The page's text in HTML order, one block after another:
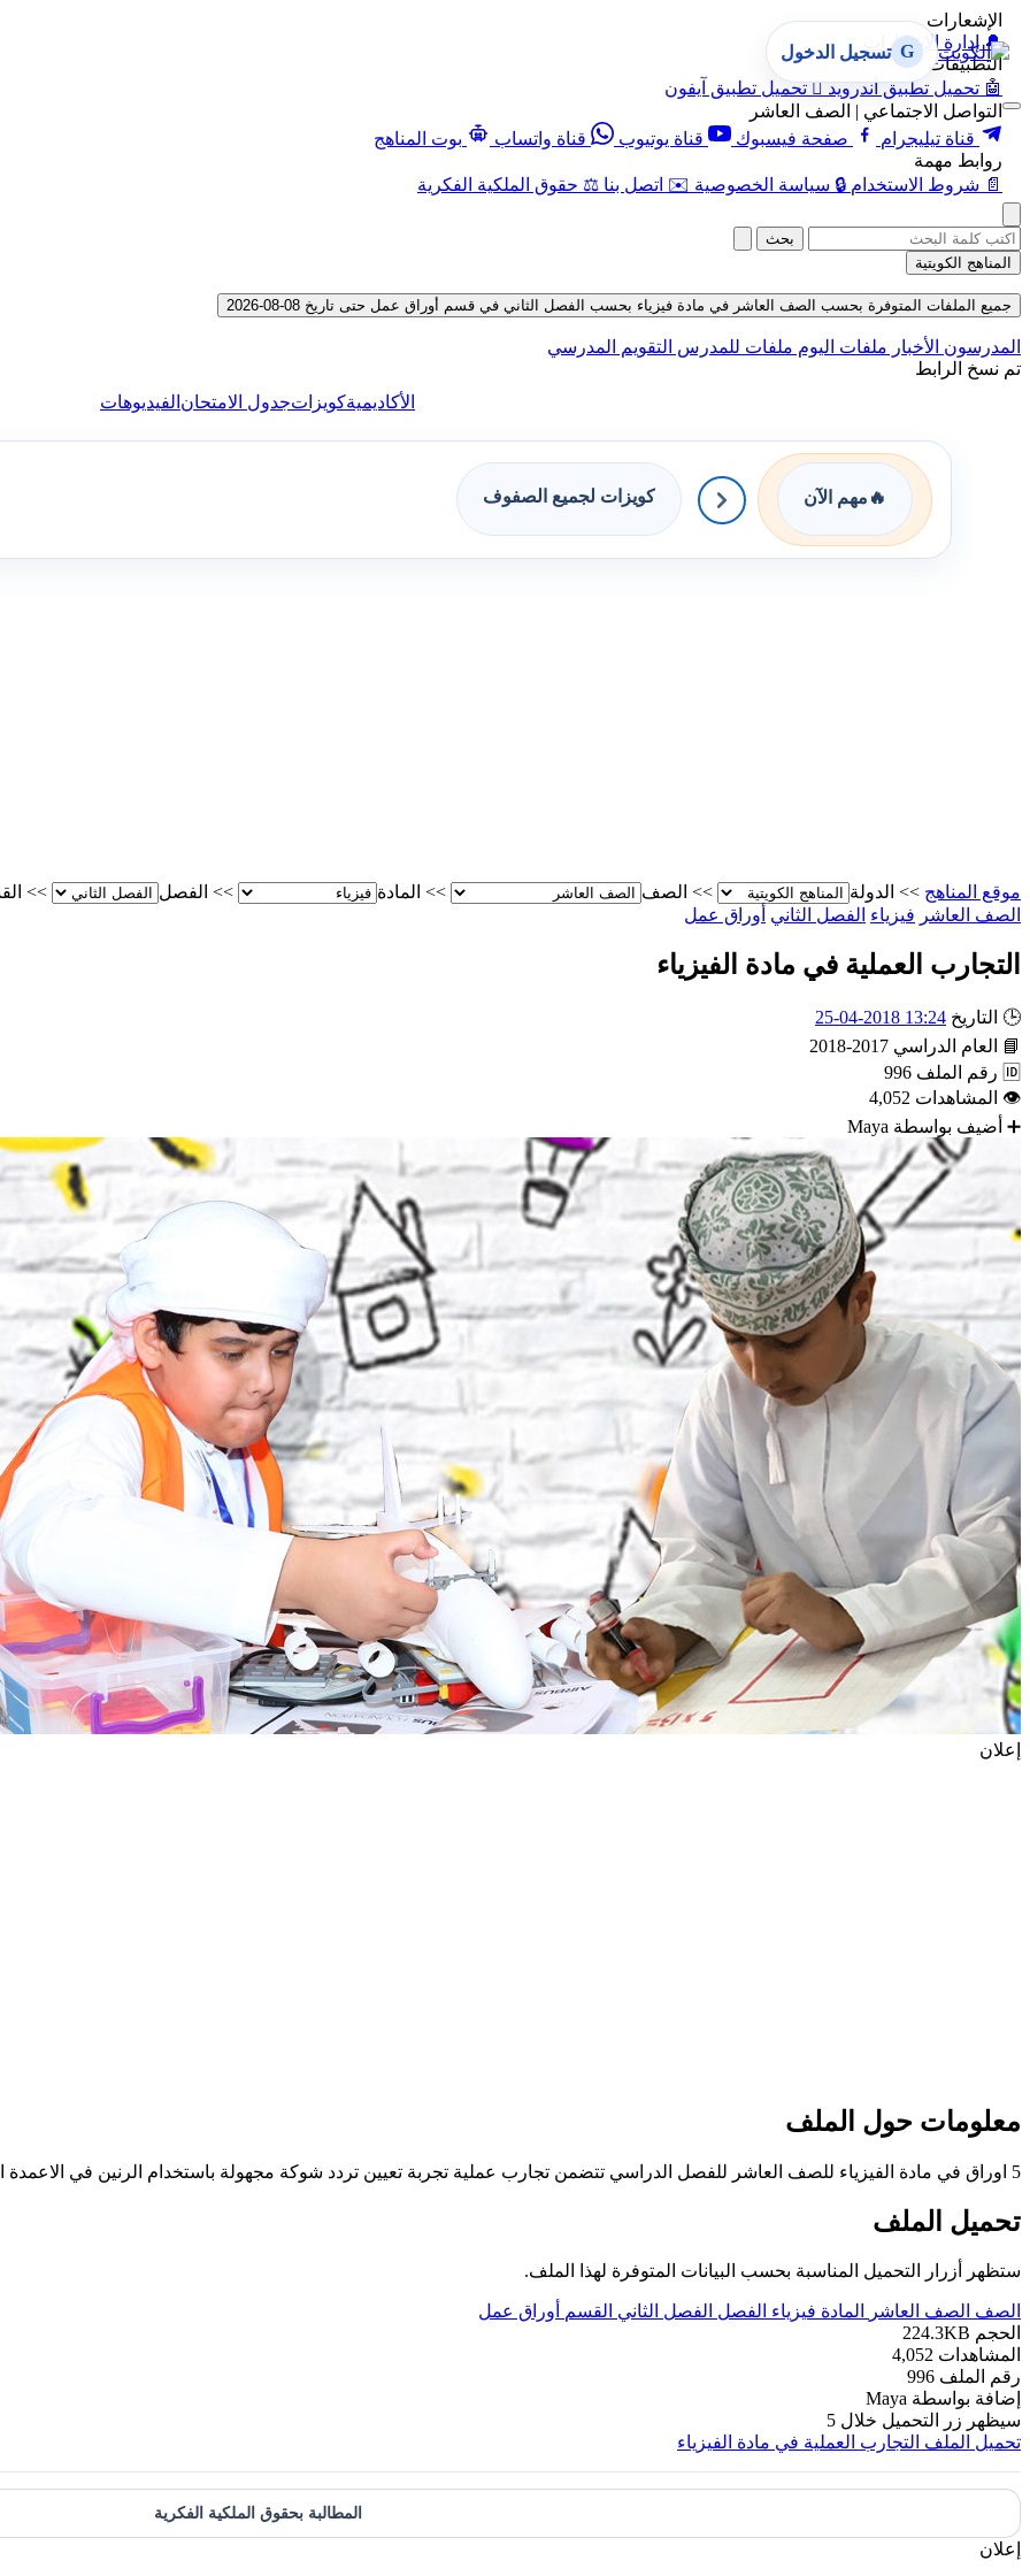
الإشعارات
🔔 إدارة الإشعارات
التطبيقات
🤖 تحميل تطبيق أندرويد  تحميل تطبيق آيفون
التواصل الاجتماعي | الصف العاشر
قناة تيليجرام
صفحة فيسبوك قناة يوتيوب قناة واتساب
بوت المناهج
روابط مهمة
📄 شروط الاستخدام 🔒 سياسة الخصوصية ✉️ اتصل بنا ⚖️ حقوق الملكية الفكرية
G تسجيل الدخول
بحث
المناهج الكويتية
جميع الملفات المتوفرة بحسب الصف العاشر في مادة فيزياء بحسب الفصل الثاني في قسم أوراق عمل حتى تاريخ 08-08-2026
المدرسون الأخبار ملفات اليوم ملفات للمدرس التقويم المدرسي
تم نسخ الرابط
الأكاديميةكويزاتجدول الامتحان الفيديوهات
🔥 مهم الآن كويزات لجميع الصفوف
موقع المناهج >> الدولة >> الصف >> المادة >> الفصل >>
الصف العاشر فيزياء الفصل الثاني أوراق عمل
التجارب العملية في مادة الفيزياء
🕒 التاريخ 13:24 2018-04-25
📘
العام الدراسي 2017-2018
🆔 رقم الملف 996
👁 المشاهدات 4,052
➕ أضيف بواسطة Maya
إعلان
معلومات حول الملف
5 اوراق في مادة الفيزياء للصف العاشر للفصل الدراسي تتضمن تجارب عملية تجربة تعيين تردد شوكة مجهولة باستخدام الرنين في الاعمدة الهوائية المغلقة وتجربة تعيين قيمة المقاومة النوعية لسلك وغيرها
تحميل الملف
ستظهر أزرار التحميل المناسبة بحسب البيانات المتوفرة لهذا الملف.
الصف الصف العاشر المادة فيزياء الفصل الفصل الثاني القسم أوراق عمل
الحجم 224.3KB
المشاهدات 4,052
رقم الملف 996
إضافة بواسطة Maya
سيظهر زر التحميل خلال 5
تحميل الملف التجارب العملية في مادة الفيزياء
المطالبة بحقوق الملكية الفكرية
إعلان